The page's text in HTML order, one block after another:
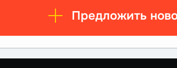
Предложить